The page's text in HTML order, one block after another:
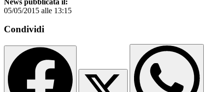
05/05/2015 alle 13:15
Condividi